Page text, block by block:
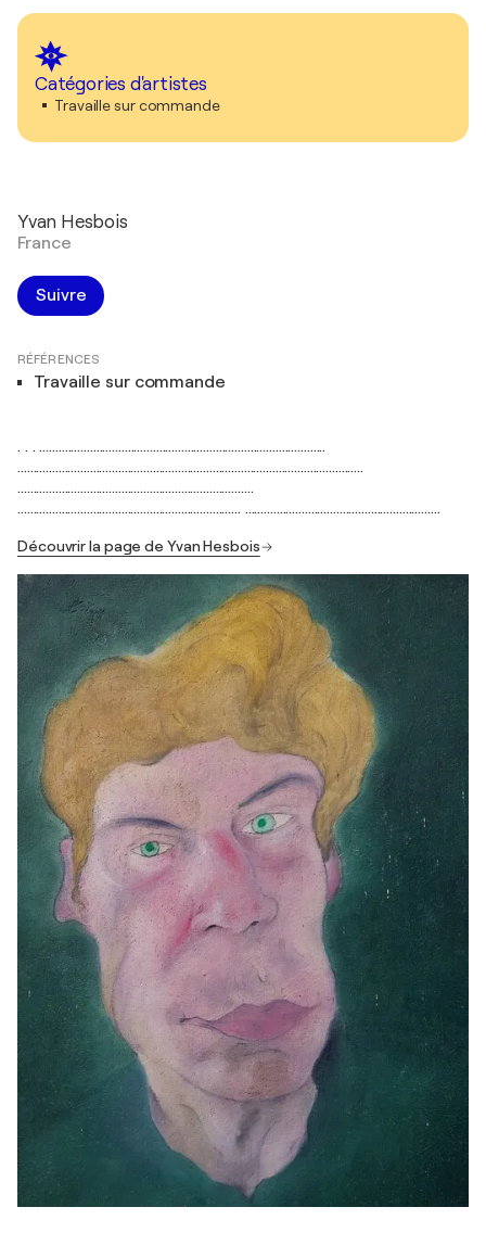
Catégories d'artistes
Travaille sur commande
Yvan Hesbois
France
Suivre
RÉFÉRENCES
Travaille sur commande
. . . ...........................................................................................
..............................................................................................................
...........................................................................
....................................................................... ..............................................................
Découvrir la page de Yvan Hesbois